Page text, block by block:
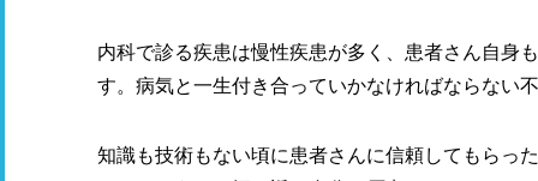
内科で診る疾患は慢性疾患が多く、患者さん自身
す。病気と一生付き合っていかなければならない
知識も技術もない頃に患者さんに信頼してもらっ